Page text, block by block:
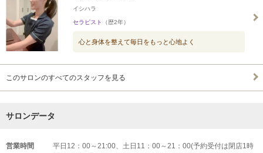
イシハラ
セラピスト （歴2年）
心と身体を整えて毎日をもっと心地よく
このサロンのすべてのスタッフを見る
サロンデータ
営業時間
平日12：00～21:00、土日11：00～21：00(予約受付は閉店1時